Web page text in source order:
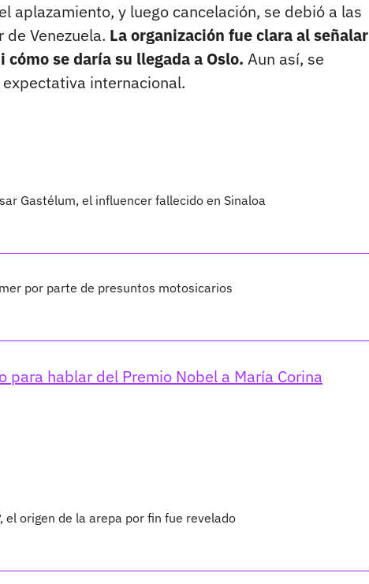
y luego cancelación, se debió a las
Venezuela. La organización fue clara al señalar
se daría su llegada a Oslo. Aun así, se
internacional.
Gastélum, el influencer fallecido en Sinaloa
por parte de presuntos motosicarios
hablar del Premio Nobel a María Corina
el origen de la arepa por fin fue revelado